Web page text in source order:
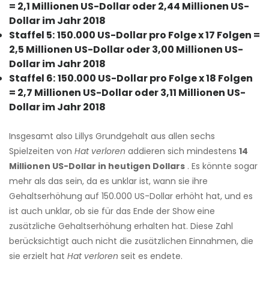
= 2,1 Millionen US-Dollar oder 2,44 Millionen US-
Dollar im Jahr 2018
Staffel 5:150.000 US-Dollar pro Folge x 17 Folgen =
2,5 Millionen US-Dollar oder 3,00 Millionen US-
Dollar im Jahr 2018
Staffel 6:150.000 US-Dollar pro Folge x 18 Folgen
= 2,7 Millionen US-Dollar oder 3,11 Millionen US-
Dollar im Jahr 2018
Insgesamt also Lillys Grundgehalt aus allen sechs
Spielzeiten von Hat verloren addieren sich mindestens 14
Millionen US-Dollar in heutigen Dollars . Es könnte sogar
mehr als das sein, da es unklar ist, wann sie ihre
Gehaltserhöhung auf 150.000 US-Dollar erhöht hat, und es
ist auch unklar, ob sie für das Ende der Show eine
zusätzliche Gehaltserhöhung erhalten hat. Diese Zahl
berücksichtigt auch nicht die zusätzlichen Einnahmen, die
sie erzielt hat Hat verloren seit es endete.